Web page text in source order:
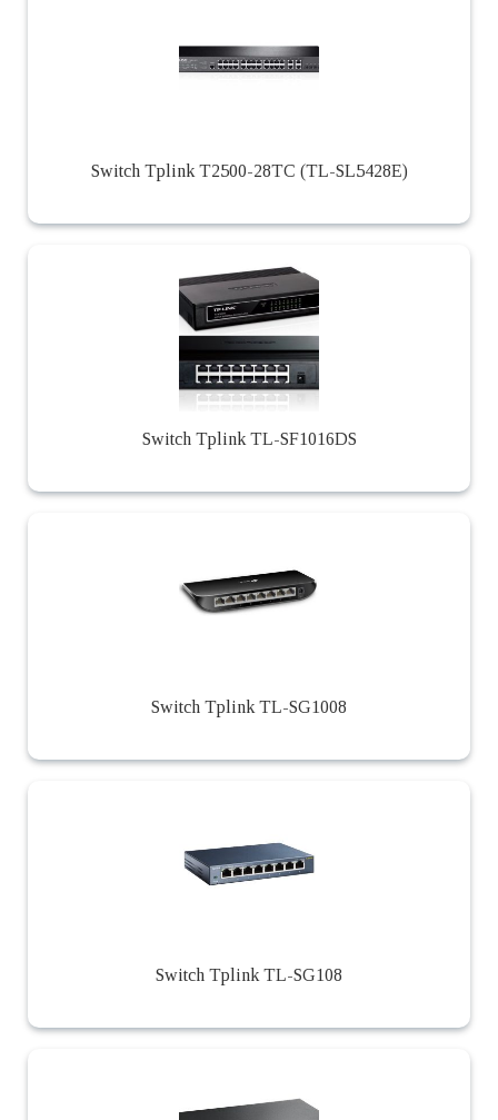
Switch Tplink T2500-28TC (TL-SL5428E)
Switch Tplink TL-SF1016DS
Switch Tplink TL-SG1008
Switch Tplink TL-SG108